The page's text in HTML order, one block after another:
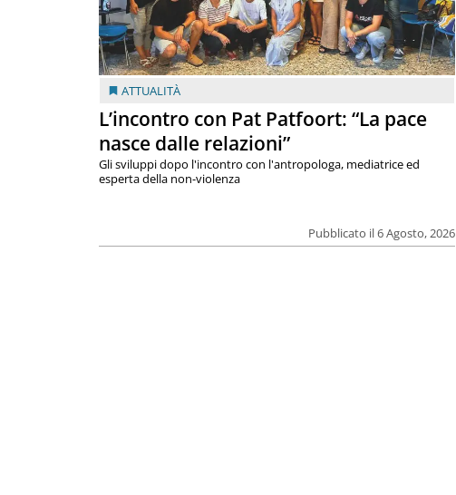
ATTUALITÀ
L’incontro con Pat Patfoort: “La pace
nasce dalle relazioni”
Pubblicato il 6 Agosto, 2026
Gli sviluppi dopo l'incontro con l'antropologa, mediatrice ed
esperta della non-violenza